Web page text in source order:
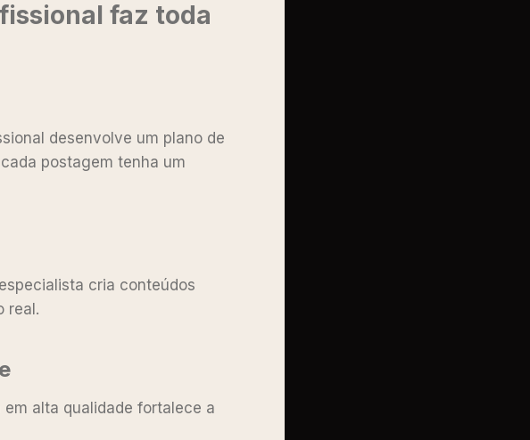
faz toda
desenvolve um plano de
postagem tenha um
cria conteúdos
real.
alta qualidade fortalece a